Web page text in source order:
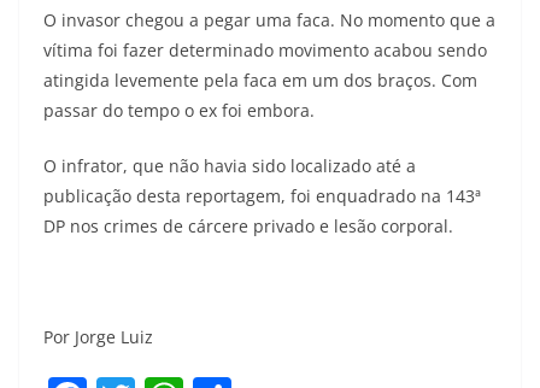
O invasor chegou a pegar uma faca. No momento que a
vítima foi fazer determinado movimento acabou sendo
atingida levemente pela faca em um dos braços. Com
passar do tempo o ex foi embora.
O infrator, que não havia sido localizado até a
publicação desta reportagem, foi enquadrado na 143ª
DP nos crimes de cárcere privado e lesão corporal.
Por Jorge Luiz